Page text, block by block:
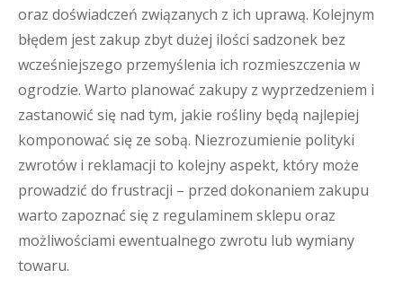
oraz doświadczeń związanych z ich uprawą. Kolejnym
błędem jest zakup zbyt dużej ilości sadzonek bez
wcześniejszego przemyślenia ich rozmieszczenia w
ogrodzie. Warto planować zakupy z wyprzedzeniem i
zastanowić się nad tym, jakie rośliny będą najlepiej
komponować się ze sobą. Niezrozumienie polityki
zwrotów i reklamacji to kolejny aspekt, który może
prowadzić do frustracji – przed dokonaniem zakupu
warto zapoznać się z regulaminem sklepu oraz
możliwościami ewentualnego zwrotu lub wymiany
towaru.